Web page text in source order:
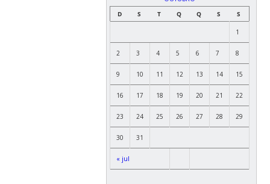
D
S T Q Q S S
« jul
1
2 3 4 5 6 7 8
9 10 11 12 13 14 15
16 17 18 19 20 21 22
23 24 25 26 27 28 29
30 31